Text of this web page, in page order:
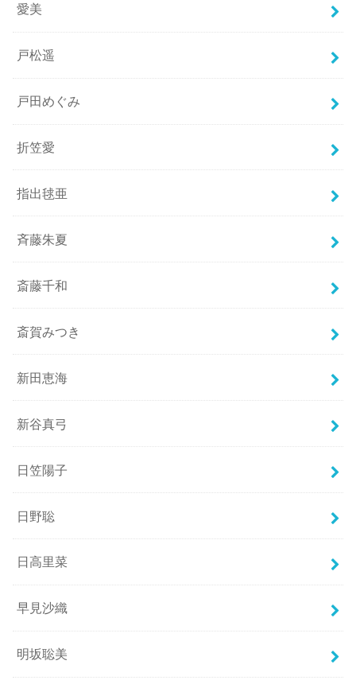
愛美
戸松遥
戸田めぐみ
折笠愛
指出毬亜
斉藤朱夏
斎藤千和
斎賀みつき
新田恵海
新谷真弓
日笠陽子
日野聡
日高里菜
早見沙織
明坂聡美